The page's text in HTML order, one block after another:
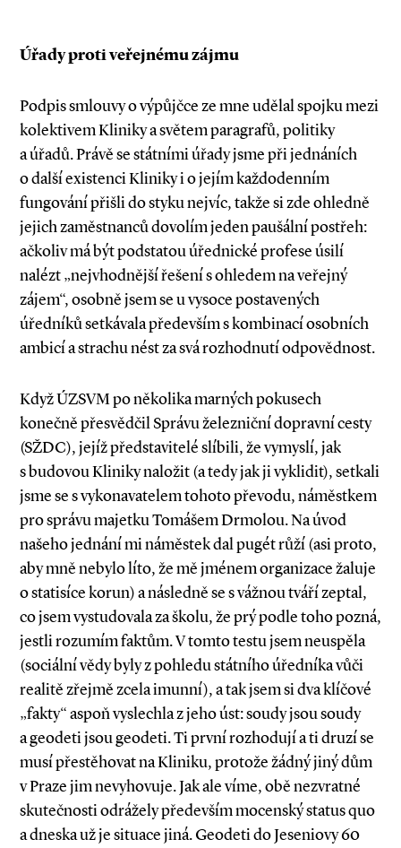
Úřady proti veřejnému zájmu
Podpis smlouvy o výpůjčce ze mne udělal spojku mezi
kolektivem Kliniky a světem paragrafů, politiky
a úřadů. Právě se státními úřady jsme při jednáních
o další existenci Kliniky i o jejím každodenním
fungování přišli do styku nejvíc, takže si zde ohledně
jejich zaměstnanců dovolím jeden paušální postřeh:
ačkoliv má být podstatou úřednické profese úsilí
nalézt „nejvhodnější řešení s ohledem na veřejný
zájem“, osobně jsem se u vysoce postavených
úředníků setkávala především s kombinací osobních
ambicí a strachu nést za svá rozhodnutí odpovědnost.
Když ÚZSVM po několika marných pokusech
konečně přesvědčil Správu železniční dopravní cesty
(SŽDC), jejíž představitelé slíbili, že vymyslí, jak
s budovou Kliniky naložit (a tedy jak ji vyklidit), setkali
jsme se s vykonavatelem tohoto převodu, náměstkem
pro správu majetku Tomášem Drmolou. Na úvod
našeho jednání mi náměstek dal pugét růží (asi proto,
aby mně nebylo líto, že mě jménem organizace žaluje
o statisíce korun) a následně se s vážnou tváří zeptal,
co jsem vystudovala za školu, že prý podle toho pozná,
jestli rozumím faktům. V tomto testu jsem ne­­uspěla
(sociální vědy byly z pohledu státního úředníka vůči
realitě zřejmě zcela imunní), a tak jsem si dva klíčové
„fakty“ aspoň vyslechla z jeho úst: soudy jsou soudy
a geodeti jsou geodeti. Ti první rozhodují a ti druzí se
musí přestěhovat na Kliniku, protože žádný jiný dům
v Praze jim nevyhovuje. Jak ale víme, obě nezvratné
skutečnosti odrážely především mocenský status quo
a dneska už je situace jiná. Geodeti do Jeseniovy 60